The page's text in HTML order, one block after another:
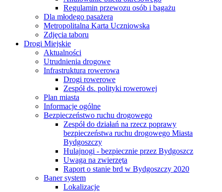
Regulamin przewozu osób i bagażu
Dla młodego pasażera
Metropolitalna Karta Uczniowska
Zdjęcia taboru
Drogi Miejskie
Aktualności
Utrudnienia drogowe
Infrastruktura rowerowa
Drogi rowerowe
Zespół ds. polityki rowerowej
Plan miasta
Informacje ogólne
Bezpieczeństwo ruchu drogowego
Zespół do działań na rzecz poprawy
bezpieczeństwa ruchu drogowego Miasta
Bydgoszczy
Hulajnogi - bezpiecznie przez Bydgoszcz
Uwaga na zwierzęta
Raport o stanie brd w Bydgoszczy 2020
Baner system
Lokalizacje